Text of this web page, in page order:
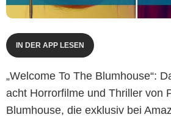
IN DER APP LESEN
„Welcome To The Blumhouse“:
acht Horrorfilme und Thriller von
Blumhouse, die exklusiv bei